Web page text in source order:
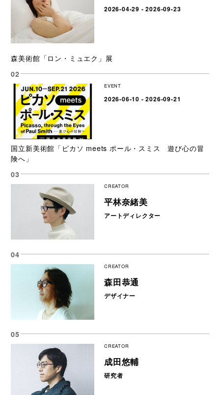
2026-04-29 - 2026-09-23
森美術館「ロン・ミュエク」展
EVENT
2026-06-10 - 2026-09-21
国立新美術館「ピカソ meets ポール・スミス 遊び心の冒
険へ」
CREATOR
平林奈緒美
アートディレクター
CREATOR
森田恭通
デザイナー
CREATOR
成田悠輔
研究者